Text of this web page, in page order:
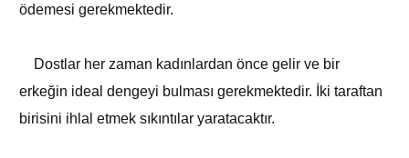
ödemesi gerekmektedir.
Dostlar her zaman kadınlardan önce gelir ve bir
erkeğin ideal dengeyi bulması gerekmektedir. İki taraftan
birisini ihlal etmek sıkıntılar yaratacaktır.